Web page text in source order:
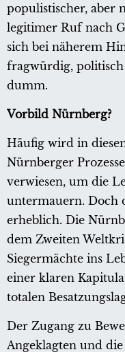
populistischer, aber
legitimer Ruf nach
sich bei näherem
fragwürdig,
dumm.
Vorbild Nürnberg?
Häufig wird in
Nürnberger
verwiesen, um die
untermauern. Doch
erheblich. Die
dem Zweiten
Siegermächte ins
einer klaren
totalen
Der Zugang zu
Angeklagten und